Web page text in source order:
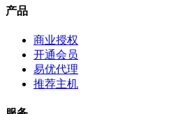
产品
商业授权
开通会员
易优代理
推荐主机